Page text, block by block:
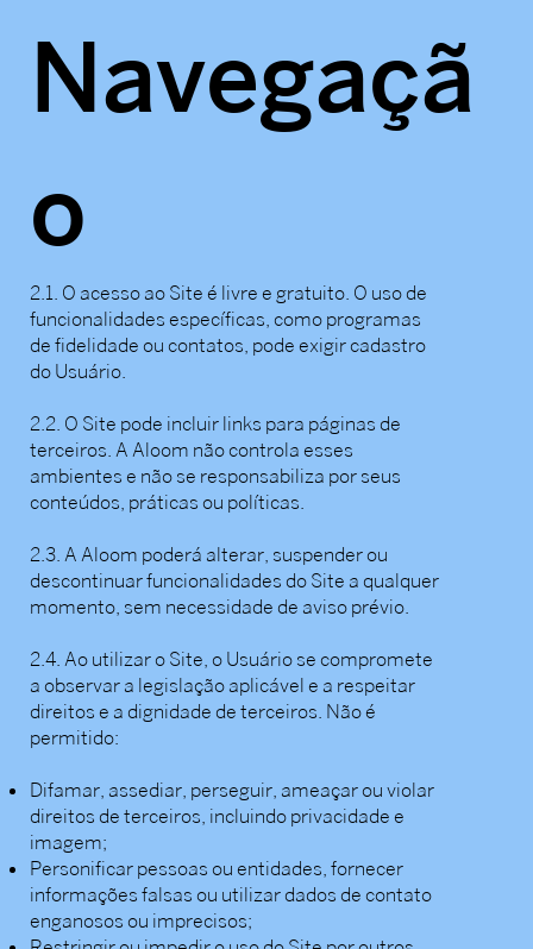
Navegaçã
o
2.1. O acesso ao Site é livre e gratuito. O uso de
funcionalidades específicas, como programas
de fidelidade ou contatos, pode exigir cadastro
do Usuário.
2.2. O Site pode incluir links para páginas de
terceiros. A Aloom não controla esses
ambientes e não se responsabiliza por seus
conteúdos, práticas ou políticas.
2.3. A Aloom poderá alterar, suspender ou
descontinuar funcionalidades do Site a qualquer
momento, sem necessidade de aviso prévio.
2.4. Ao utilizar o Site, o Usuário se compromete
a observar a legislação aplicável e a respeitar
direitos e a dignidade de terceiros. Não é
permitido:
Difamar, assediar, perseguir, ameaçar ou violar
direitos de terceiros, incluindo privacidade e
imagem;
Personificar pessoas ou entidades, fornecer
informações falsas ou utilizar dados de contato
enganosos ou imprecisos;